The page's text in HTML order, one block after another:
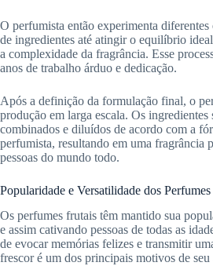
O perfumista então experimenta
de ingredientes até atingir o equilíbrio
a complexidade da fragrância. Esse
anos de trabalho árduo e dedicação.
Após a definição da formulação final, o
produção em larga escala. Os ingredientes
combinados e diluídos de acordo com a
perfumista, resultando em uma fragrância
pessoas do mundo todo.
Popularidade e Versatilidade dos
Os perfumes frutais têm mantido sua
e assim cativando pessoas de todas as
de evocar memórias felizes e transmitir
frescor é um dos principais motivos de seu